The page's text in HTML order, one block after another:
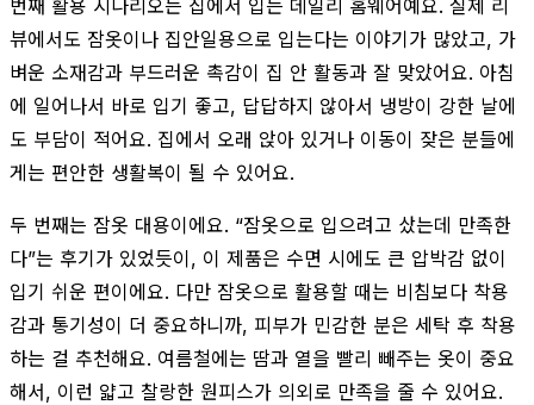
번째 활용 시나리오는 집에서 입는 데일리 홈웨어예요. 실제 리
뷰에서도 잠옷이나 집안일용으로 입는다는 이야기가 많았고, 가
벼운 소재감과 부드러운 촉감이 집 안 활동과 잘 맞았어요. 아침
에 일어나서 바로 입기 좋고, 답답하지 않아서 냉방이 강한 날에
도 부담이 적어요. 집에서 오래 앉아 있거나 이동이 잦은 분들에
게는 편안한 생활복이 될 수 있어요.
두 번째는 잠옷 대용이에요. “잠옷으로 입으려고 샀는데 만족한
다”는 후기가 있었듯이, 이 제품은 수면 시에도 큰 압박감 없이
입기 쉬운 편이에요. 다만 잠옷으로 활용할 때는 비침보다 착용
감과 통기성이 더 중요하니까, 피부가 민감한 분은 세탁 후 착용
하는 걸 추천해요. 여름철에는 땀과 열을 빨리 빼주는 옷이 중요
해서, 이런 얇고 찰랑한 원피스가 의외로 만족을 줄 수 있어요.